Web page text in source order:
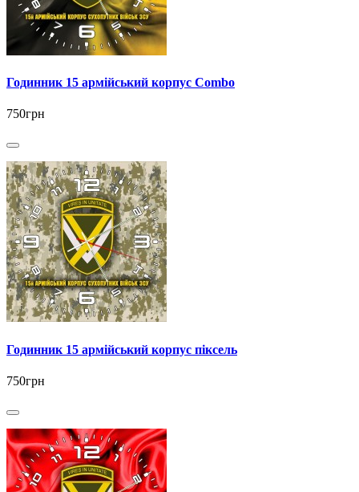
Годинник 15 армійський корпус Combo
750грн
Годинник 15 армійський корпус піксель
750грн